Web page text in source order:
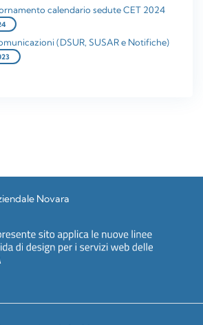
calendario sedute CET 2024
(DSUR, SUSAR e Notifiche)
Novara